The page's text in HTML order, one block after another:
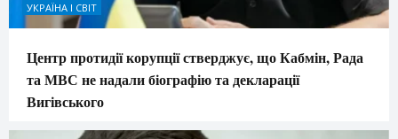
УКРАЇНА І СВІТ
Центр протидії корупції стверджує, що Кабмін, Рада
та МВС не надали біографію та декларації
Вигівського